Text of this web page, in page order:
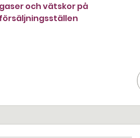
gaser och vätskor på
försäljningsställen